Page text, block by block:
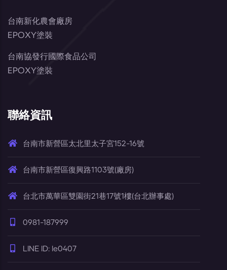
台南新化農會廠房
EPOXY塗裝
台南協發行國際食品公司
EPOXY塗裝
聯絡資訊
台南市新營區太北里太子宮152-16號
台南市新營區復興路1103號(廠房)
台北市萬華區雙園街21巷17號1樓(台北辦事處)
0981-187999
LINE ID: le0407